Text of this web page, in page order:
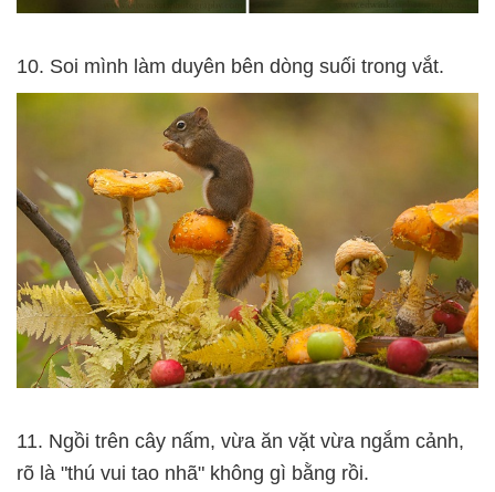
10. Soi mình làm duyên bên dòng suối trong vắt.
11. Ngồi trên cây nấm, vừa ăn vặt vừa ngắm cảnh,
rõ là "thú vui tao nhã" không gì bằng rồi.